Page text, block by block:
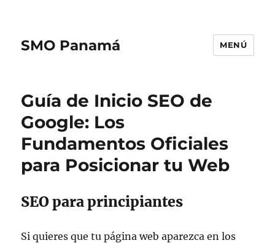
SMO Panamá MENÚ
Guía de Inicio SEO de
Google: Los
Fundamentos Oficiales
para Posicionar tu Web
SEO para principiantes
Si quieres que tu página web aparezca en los